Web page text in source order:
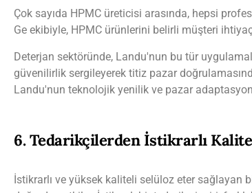
Çok sayıda HPMC üreticisi arasında, hepsi
Ge ekibiyle, HPMC ürünlerini belirli müşteri
Deterjan sektöründe, Landu'nun bu tür
güvenilirlik sergileyerek titiz pazar
Landu'nun teknolojik yenilik ve pazar
6. Tedarikçilerden İstikrarlı Kalite
İstikrarlı ve yüksek kaliteli selüloz eter sağlayan